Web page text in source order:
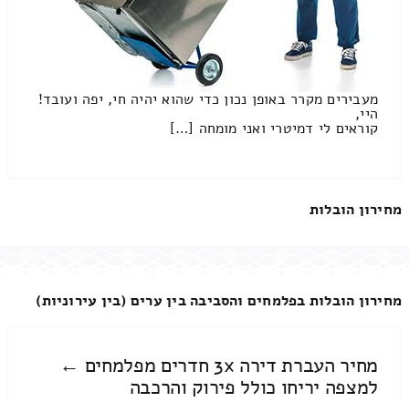
מעבירים מקרר באופן נכון כדי שהוא יהיה חי, יפה ועובד!
היי,
קוראים לי דמיטרי ואני מומחה […]
מחירון הובלות
מחירון הובלות בפלמחים והסביבה בין ערים (בין עירוניות)
מחיר העברת דירה 3x חדרים מפלמחים ←
למצפה יריחו כולל פירוק והרכבה